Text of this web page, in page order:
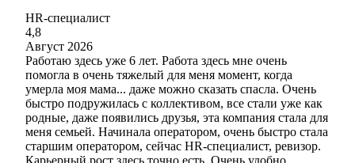
HR-специалист
4,8
Август 2026
Работаю здесь уже 6 лет. Работа здесь мне очень
помогла в очень тяжелый для меня момент, когда
умерла моя мама... даже можно сказать спасла. Очень
быстро подружилась с коллективом, все стали уже как
родные, даже появились друзья, эта компания стала для
меня семьей. Начинала оператором, очень быстро стала
старшим оператором, сейчас HR-специалист, ревизор.
Карьерный рост здесь точно есть. Очень удобно